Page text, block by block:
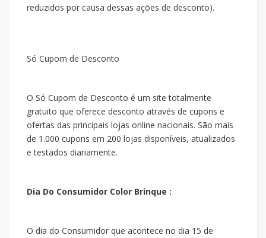
reduzidos por causa dessas ações de desconto).
Só Cupom de Desconto
O Só Cupom de Desconto é um site totalmente
gratuito que oferece desconto através de cupons e
ofertas das principais lojas online nacionais. São mais
de 1.000 cupons em 200 lojas disponíveis, atualizados
e testados diariamente.
Dia Do Consumidor Color Brinque :
O dia do Consumidor que acontece no dia 15 de